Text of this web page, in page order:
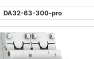
DA32-63-300-pro